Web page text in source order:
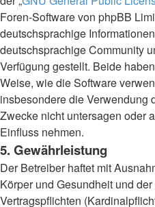
Foren-Software von phpBB
deutschsprachige
deutschsprachige Community
Verfügung gestellt. Beide
Weise, wie die Software
insbesondere die Verwendung
Zwecke nicht untersagen oder
Einfluss nehmen.
5. Gewährleistung
Der Betreiber haftet mit
Körper und Gesundheit und
Vertragspflichten